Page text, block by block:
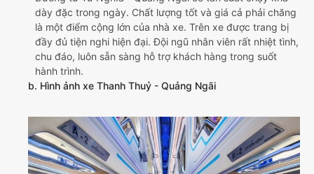
dày đặc trong ngày. Chất lượng tốt và giá cả phải chăng
là một điểm cộng lớn của nhà xe. Trên xe được trang bị
đầy đủ tiện nghi hiện đại. Đội ngũ nhân viên rất nhiệt tình,
chu đáo, luôn sẵn sàng hỗ trợ khách hàng trong suốt
hành trình.
b. Hình ảnh xe Thanh Thuỷ - Quảng Ngãi